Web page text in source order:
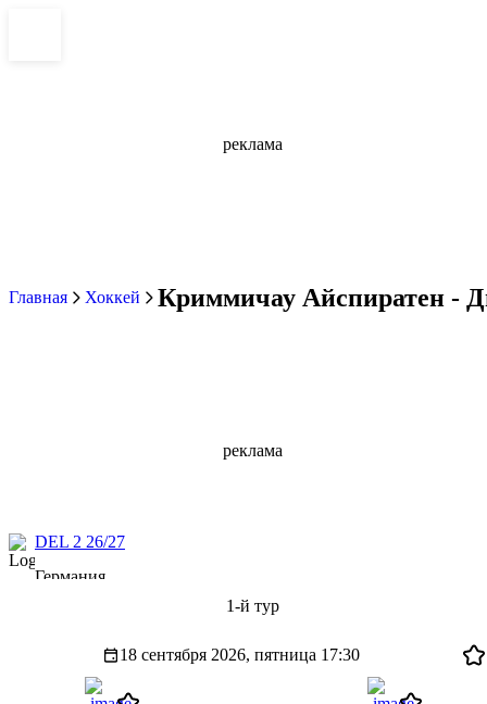
реклама
Главная Хоккей Криммичау Айспиратен -
реклама
DEL 2 26/27
Германия
1-й тур
18 сентября 2026, пятница 17:30